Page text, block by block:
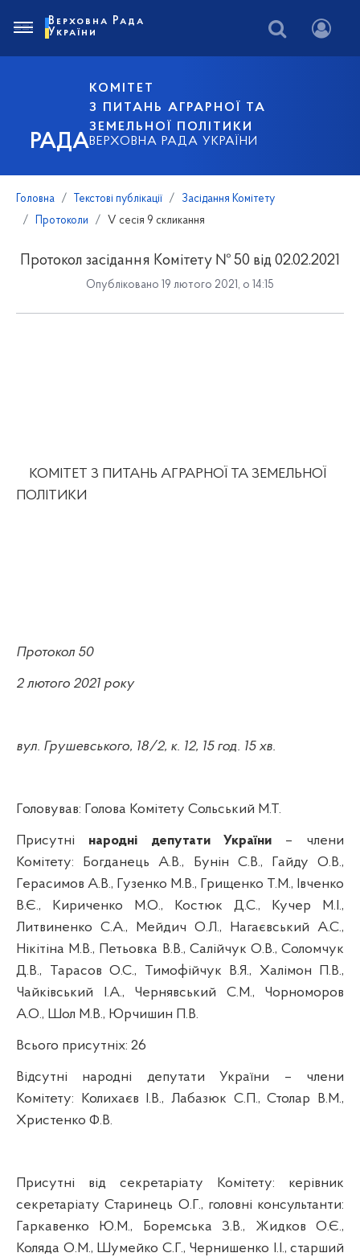
РАДА
КОМІТЕТ
З ПИТАНЬ АГРАРНОЇ ТА
ЗЕМЕЛЬНОЇ ПОЛІТИКИ
ВЕРХОВНА РАДА УКРАЇНИ
Верховна Рада
України
Головна Текстові публікації
Засідання Комітету
Протоколи
V сесія 9 скликання
Протокол засідання Комітету № 50 від 02.02.2021
Опубліковано 19 лютого 2021, о 14:15
КОМІТЕТ З ПИТАНЬ АГРАРНОЇ ТА ЗЕМЕЛЬНОЇ
ПОЛІТИКИ
Протокол 50
2 лютого 2021 року
вул. Грушевського, 18/2, к. 12, 15 год. 15 хв.
Головував: Голова Комітету Сольський М.Т.
Присутні народні депутати України – члени
Комітету: Богданець А.В., Бунін С.В.,
Гайду О.В.,
Герасимов А.В., Гузенко М.В., Грищенко Т.М., Івченко
В.Є., Кириченко М.О., Костюк Д.С.,
Кучер М.І.,
Литвиненко С.А., Мейдич О.Л., Нагаєвський А.С.,
Нікітіна М.В., Петьовка В.В., Салійчук О.В., Соломчук
Д.В., Тарасов О.С., Тимофійчук В.Я., Халімон П.В.,
Чайківський І.А., Чернявський С.М., Чорноморов
А.О., Шол М.В., Юрчишин П.В.
Всього присутніх: 26
Відсутні народні депутати України – члени
Комітету: Колихаєв І.В., Лабазюк С.П., Столар В.М.,
Христенко Ф.В.
Присутні від секретаріату Комітету: керівник
секретаріату Старинець О.Г., головні консультанти:
Гаркавенко Ю.М., Боремська З.В., Жидков О.Є.,
Коляда О.М., Шумейко С.Г., Чернишенко І.І., старший